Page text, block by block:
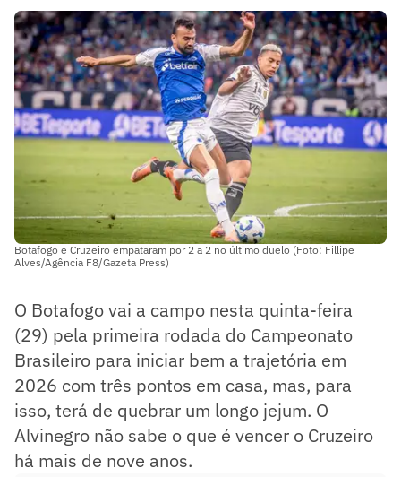
Botafogo e Cruzeiro empataram por 2 a 2 no último duelo (Foto: Fillipe
Alves/Agência F8/Gazeta Press)
O Botafogo vai a campo nesta quinta-feira
(29) pela primeira rodada do Campeonato
Brasileiro para iniciar bem a trajetória em
2026 com três pontos em casa, mas, para
isso, terá de quebrar um longo jejum. O
Alvinegro não sabe o que é vencer o Cruzeiro
há mais de nove anos.